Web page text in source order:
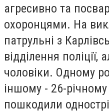
агресивно та
охоронцями. На
патрульні з
відділення поліції,
чоловіки. Одному
іншому - 26-
пошкодили